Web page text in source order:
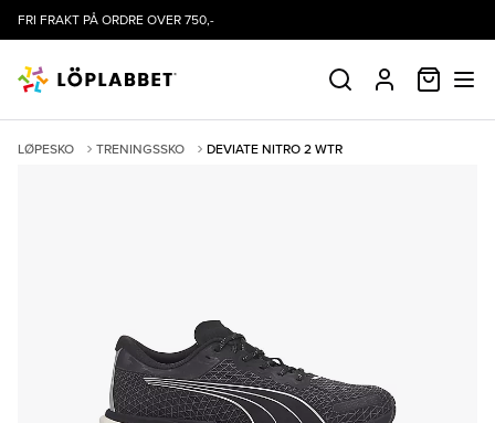
FRI FRAKT PÅ ORDRE OVER 750,-
SØK PROFIL
LØPESKO TRENINGSSKO DEVIATE NITRO 2 WTR